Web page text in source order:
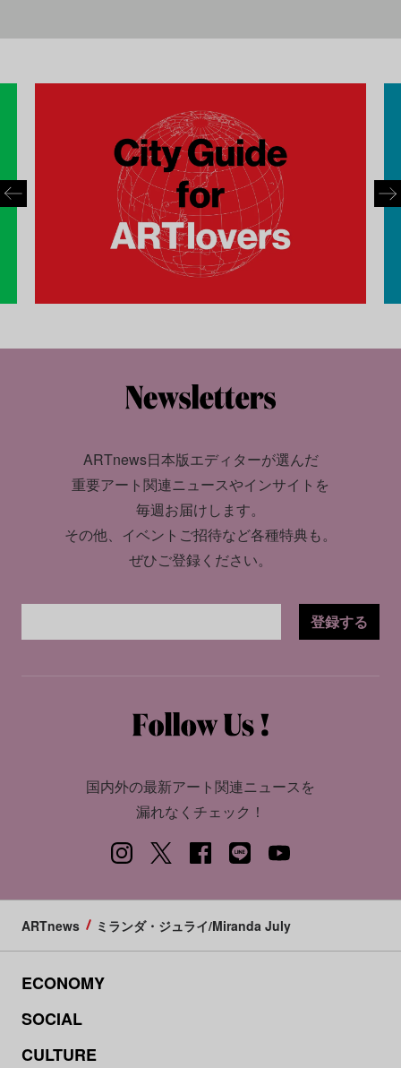
ARTnews日本版エディターが選んだ
重要アート関連ニュースやインサイトを
毎週お届けします。
その他、イベントご招待など各種特典も。
ぜひご登録ください。
登録する
国内外の最新アート関連ニュースを
漏れなくチェック！
ARTnews ミランダ・ジュライ/Miranda July
ECONOMY
SOCIAL
CULTURE